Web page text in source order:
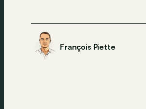
François Piette